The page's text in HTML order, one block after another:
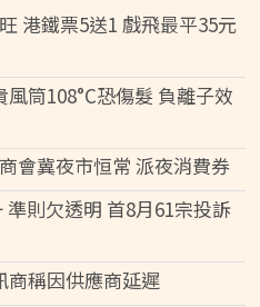
港鐵票5送1 戲飛最平35元
筒108°C恐傷髮 負離子效
會冀夜市恒常 派夜消費券
則欠透明 首8月61宗投訴
商稱因供應商延遲